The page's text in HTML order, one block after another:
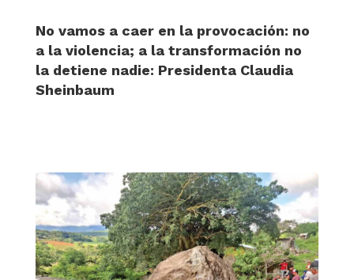
No vamos a caer en la provocación: no
a la violencia; a la transformación no
la detiene nadie: Presidenta Claudia
Sheinbaum